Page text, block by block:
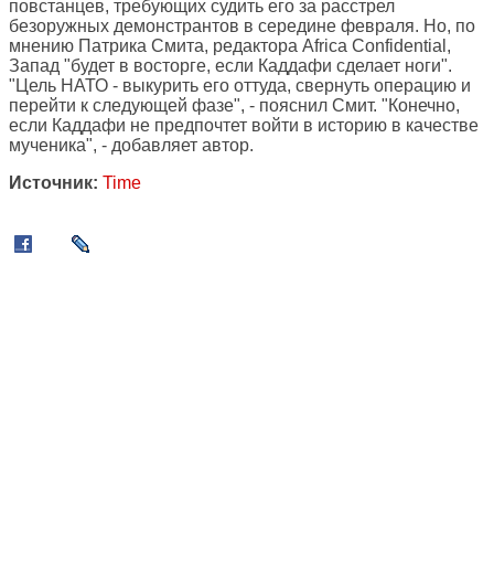
повстанцев, требующих судить его за расстрел
безоружных демонстрантов в середине февраля. Но, по
мнению Патрика Смита, редактора Africa Confidential,
Запад "будет в восторге, если Каддафи сделает ноги".
"Цель НАТО - выкурить его оттуда, свернуть операцию и
перейти к следующей фазе", - пояснил Смит. "Конечно,
если Каддафи не предпочтет войти в историю в качестве
мученика", - добавляет автор.
Источник: Time